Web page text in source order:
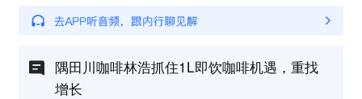
隅田川咖啡林浩抓住1L即饮咖啡机遇，重找
增长